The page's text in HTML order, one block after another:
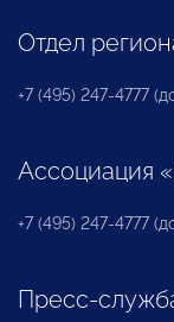
Отдел
+7 (495) 247-4777
Ассоциация
+7 (495) 247-4777
Пресс-